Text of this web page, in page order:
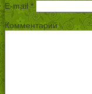
E-mail*
Комментарий